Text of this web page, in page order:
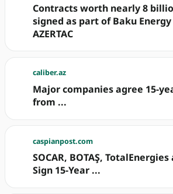
Contracts worth nearly 8
signed as part of Baku Energy
AZERTAC
caliber.az
Major companies agree 15-
from ...
caspianpost.com
SOCAR, BOTAŞ, TotalEnergies
Sign 15-Year ...